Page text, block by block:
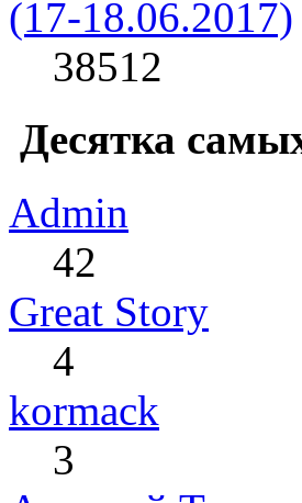
(17-18.06.2017)
38512
Десятка
Admin
42
Great Story
4
kormack
3